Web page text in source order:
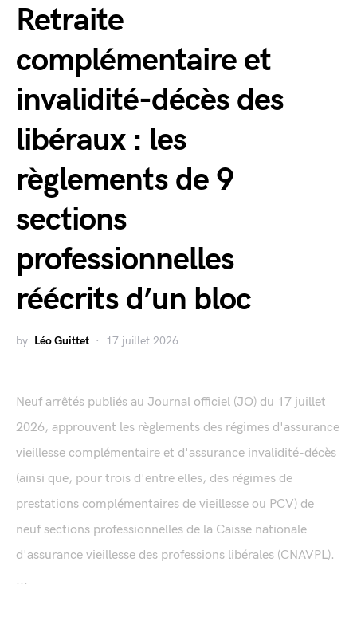
Retraite
complémentaire et
invalidité-décès des
libéraux : les
règlements de 9
sections
professionnelles
réécrits d’un bloc
by Léo Guittet 17 juillet 2026
Neuf arrêtés publiés au Journal officiel (JO) du 17 juillet
2026, approuvent les règlements des régimes d'assurance
vieillesse complémentaire et d'assurance invalidité-décès
(ainsi que, pour trois d'entre elles, des régimes de
prestations complémentaires de vieillesse ou PCV) de
neuf sections professionnelles de la Caisse nationale
d'assurance vieillesse des professions libérales (CNAVPL).
...